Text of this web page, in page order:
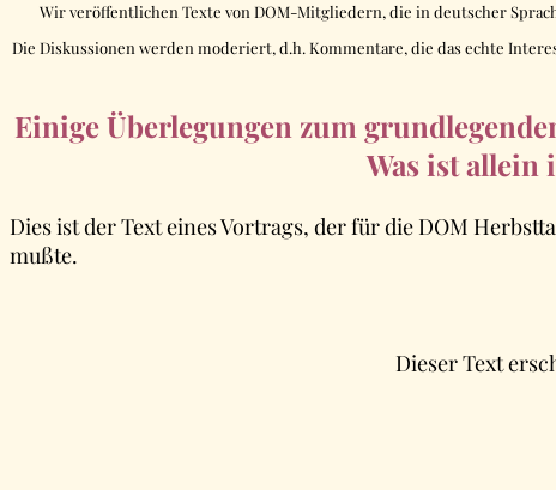
Wir veröffentlichen Texte von DOM-Mitgliedern, die in deutscher
Die Diskussionen werden moderiert, d.h. Kommentare, die das echte
Einige Überlegungen zum
Was ist allein
Dies ist der Text eines Vortrags, der für die DOM
mußte.
Dieser Text